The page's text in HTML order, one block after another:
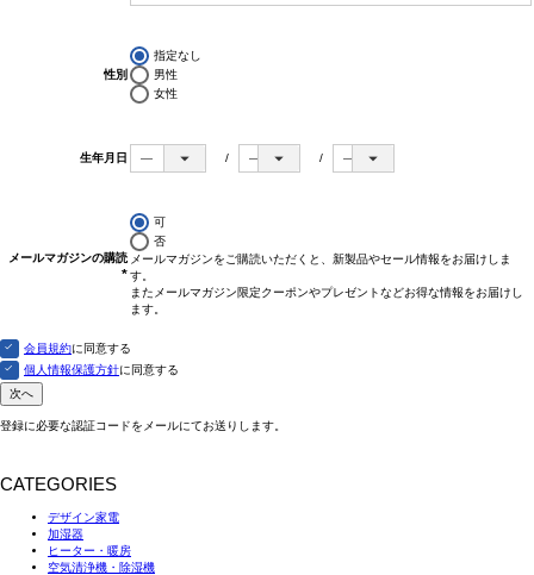
(必
性別
指定なし
男性
女性
生年月日
メールマガジンの購読
可
否
メールマガジンをご購読いただくと、新製品やセール情報をお届けしま
す。
またメールマガジン限定クーポンやプレゼントなどお得な情報をお届けし
ます。
会員規約に同意する
個人情報保護方針に同意する
次へ
登録に必要な認証コードをメールにてお送りします。
CATEGORIES
デザイン家電
加湿器
ヒーター・暖房
空気清浄機・除湿機